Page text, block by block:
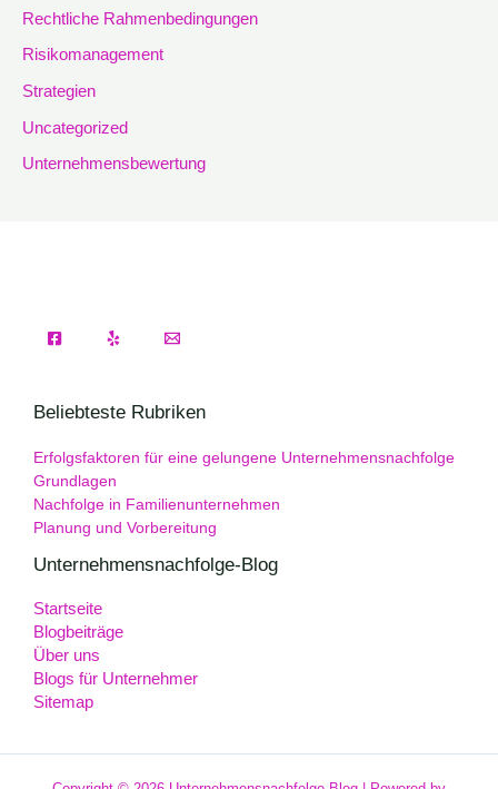
Rechtliche Rahmenbedingungen
Risikomanagement
Strategien
Uncategorized
Unternehmensbewertung
Beliebteste Rubriken
Erfolgsfaktoren für eine gelungene Unternehmensnachfolge
Grundlagen
Nachfolge in Familienunternehmen
Planung und Vorbereitung
Unternehmensnachfolge-Blog
Startseite
Blogbeiträge
Über uns
Blogs für Unternehmer
Sitemap